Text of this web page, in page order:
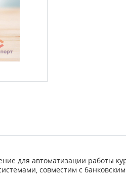
для автоматизации работы
совместим с